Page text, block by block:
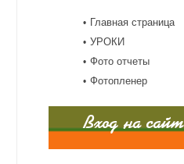
Главная страница
УРОКИ
Фото отчеты
Фотопленер
Вход на сайт